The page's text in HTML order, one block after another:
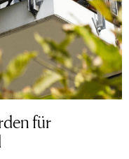
für